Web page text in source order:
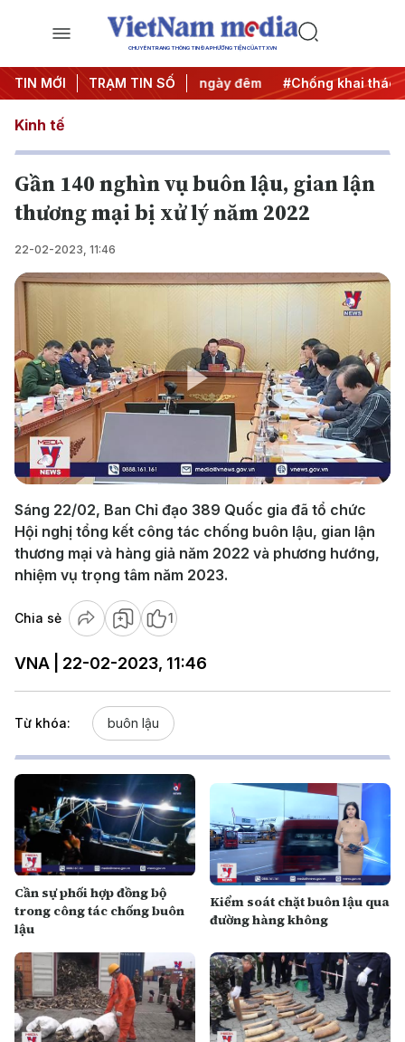
CHUYÊN TRANG THÔNG TIN ĐA PHƯƠNG TIỆN CỦA TTXVN
TIN MỚI TRẠM TIN SỐ
#Chiến dịch 500 ngày đêm #Chống khai thác IUU
Kinh tế
Gần 140 nghìn vụ buôn lậu, gian lận
thương mại bị xử lý năm 2022
22-02-2023, 11:46
Play
Video
Sáng 22/02, Ban Chỉ đạo 389 Quốc gia đã tổ chức
Hội nghị tổng kết công tác chống buôn lậu, gian lận
thương mại và hàng giả năm 2022 và phương hướng,
nhiệm vụ trọng tâm năm 2023.
Chia sẻ 1
VNA | 22-02-2023, 11:46
Từ khóa: buôn lậu
Cần sự phối hợp đồng bộ
trong công tác chống buôn
lậu
Kiểm soát chặt buôn lậu qua
đường hàng không